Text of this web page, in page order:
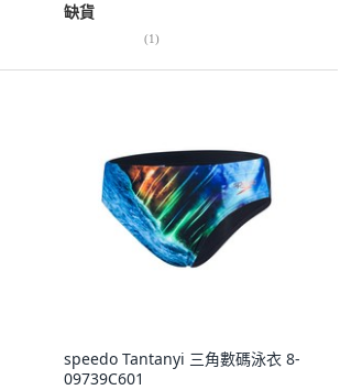
缺貨
(1)
speedo Tantanyi 三角數碼泳衣 8-
09739C601